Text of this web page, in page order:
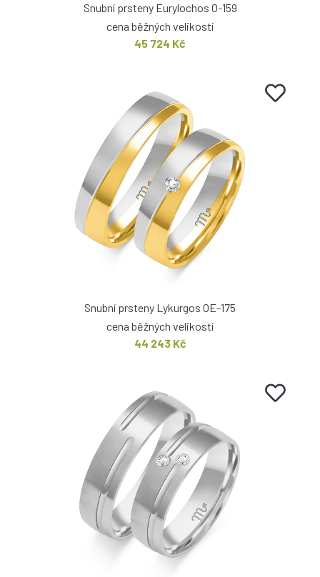
Snubní prsteny Eurylochos O-159
cena běžných velikostí
45 724 Kč
Snubní prsteny Lykurgos OE-175
cena běžných velikostí
44 243 Kč